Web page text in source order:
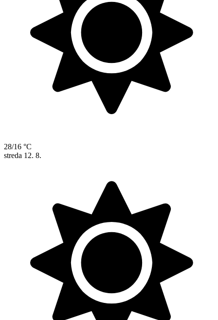
28/16 °C
streda 12. 8.